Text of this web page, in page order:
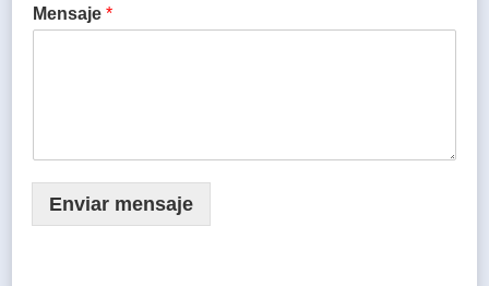
Mensaje *
Enviar mensaje